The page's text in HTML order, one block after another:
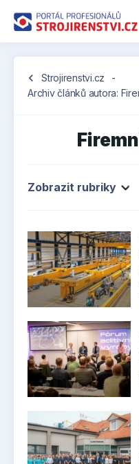
chevron_left Strojirenstvi.cz
-
Archiv článků autora:
Zobrazit rubriky